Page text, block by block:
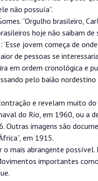
não possuía”.
“Orgulho brasileiro,
hoje não saibam
jovem começa de
de pessoas se
em ordem cronológica e
pelo baião
e revelam muito
do Rio, em 1960, ou a
Outras imagens são
em 1915.
mais abrangente
importantes